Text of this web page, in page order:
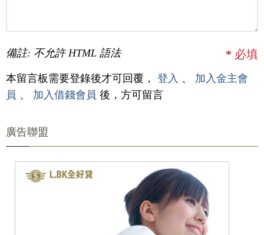
備註: 不允許 HTML 語法 * 必填
本留言板需要登錄後才可回覆， 登入 、 加入金主會
員 、 加入借錢會員 後，方可留言
廣告聯盟